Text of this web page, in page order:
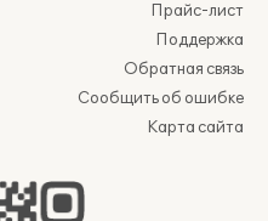
Прайс-лист
Поддержка
Обратная связь
Сообщить об ошибке
Карта сайта